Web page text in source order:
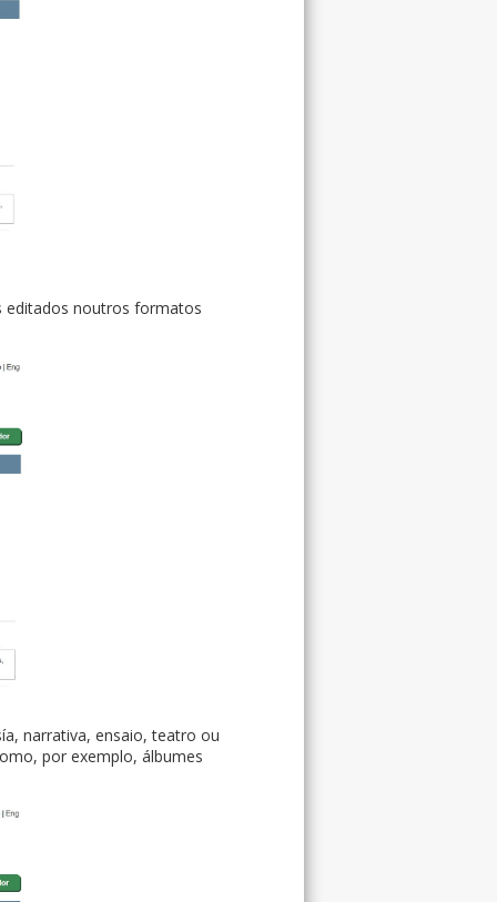
editados noutros formatos
narrativa, ensaio, teatro ou
por exemplo, álbumes